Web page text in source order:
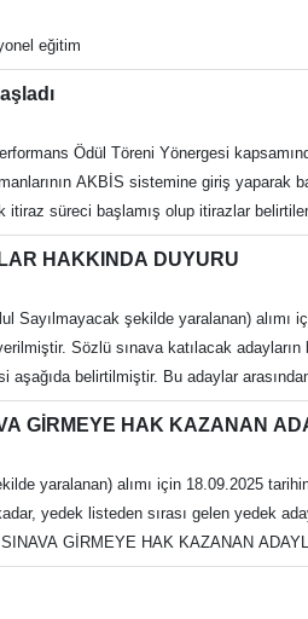
eğitim
Ödül Töreni Yönergesi
AKBİS sistemine giriş yaparak
itiraz süreci başlamış olup itirazlar
HAKKINDA DUYURU
şekilde yaralanan) alımı
Sözlü sınava katılacak
belirtilmiştir. Bu adaylar
GİRMEYE HAK KAZANAN
yaralanan) alımı için 18.09.2025
yedek listeden sırası gelen yedek
GİRMEYE HAK KAZANAN
e-devlet çıktısı kabul edilecektir.)